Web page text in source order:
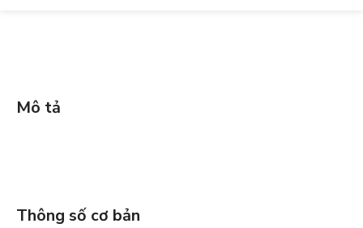
Mô tả
Thông số cơ bản